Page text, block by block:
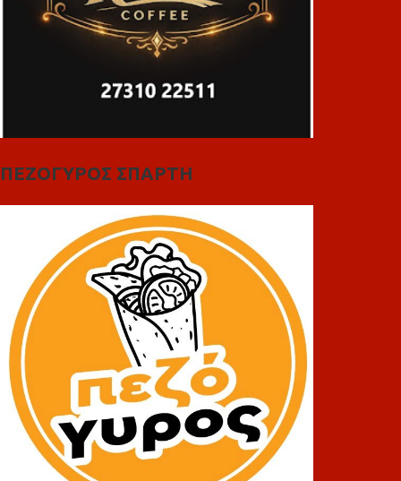
ΠΕΖΟΓΥΡΟΣ ΣΠΑΡΤΗ